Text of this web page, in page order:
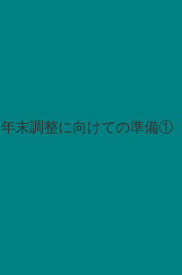
年末調整に向けての準備①